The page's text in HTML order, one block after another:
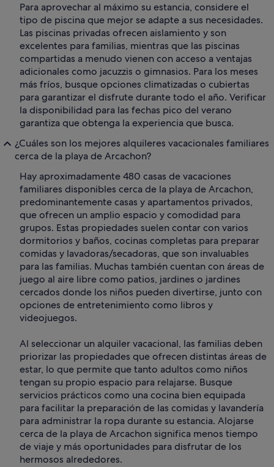
Para aprovechar al máximo su estancia, considere el
tipo de piscina que mejor se adapte a sus necesidades.
Las piscinas privadas ofrecen aislamiento y son
excelentes para familias, mientras que las piscinas
compartidas a menudo vienen con acceso a ventajas
adicionales como jacuzzis o gimnasios. Para los meses
más fríos, busque opciones climatizadas o cubiertas
para garantizar el disfrute durante todo el año. Verificar
la disponibilidad para las fechas pico del verano
garantiza que obtenga la experiencia que busca.
¿Cuáles son los mejores alquileres vacacionales familiares
cerca de la playa de Arcachon?
Hay aproximadamente 480 casas de vacaciones
familiares disponibles cerca de la playa de Arcachon,
predominantemente casas y apartamentos privados,
que ofrecen un amplio espacio y comodidad para
grupos. Estas propiedades suelen contar con varios
dormitorios y baños, cocinas completas para preparar
comidas y lavadoras/secadoras, que son invaluables
para las familias. Muchas también cuentan con áreas de
juego al aire libre como patios, jardines o jardines
cercados donde los niños pueden divertirse, junto con
opciones de entretenimiento como libros y
videojuegos.
Al seleccionar un alquiler vacacional, las familias deben
priorizar las propiedades que ofrecen distintas áreas de
estar, lo que permite que tanto adultos como niños
tengan su propio espacio para relajarse. Busque
servicios prácticos como una cocina bien equipada
para facilitar la preparación de las comidas y lavandería
para administrar la ropa durante su estancia. Alojarse
cerca de la playa de Arcachon significa menos tiempo
de viaje y más oportunidades para disfrutar de los
hermosos alrededores.